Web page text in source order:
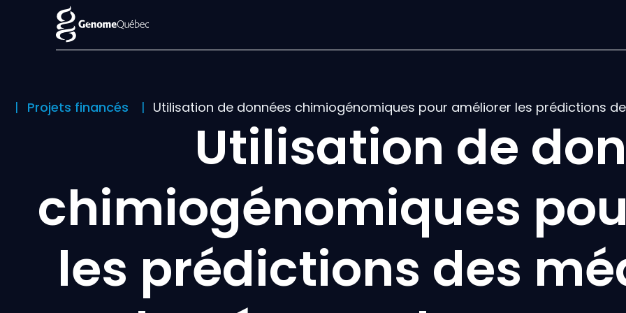
Projets financés Utilisation de données chimiogénomiques pour améliorer les prédictions
Utilisation de
chimiogénomiques
les prédictions des